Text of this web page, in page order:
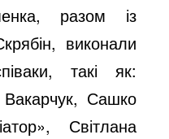
разом із
виконали
такі як:
Сашко
Світлана